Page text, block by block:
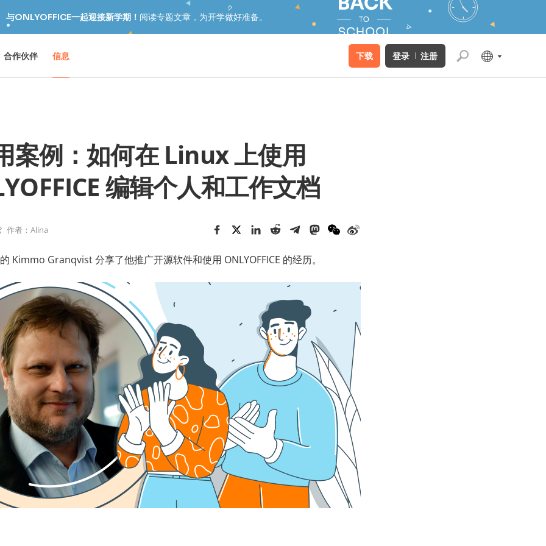
与ONLYOFFICE一起迎接新学期！ 阅读专题文章，为开学做好准备。
合作伙伴 信息 下载 登录 注册
案例：如何在 Linux 上使用
编辑个人和工作文档
作者：Alina
Kimmo Granqvist 分享了他推广开源软件和使用 ONLYOFFICE 的经历。